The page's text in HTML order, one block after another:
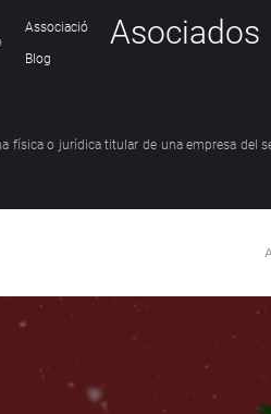
Associació
Blog
Asociados
física o jurídica titular de una empresa